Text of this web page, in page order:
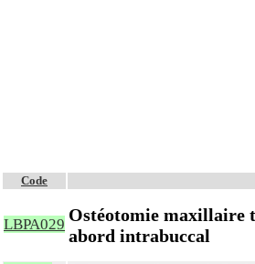
Code
LBPA029 Ostéotomie maxillaire
abord intrabuccal